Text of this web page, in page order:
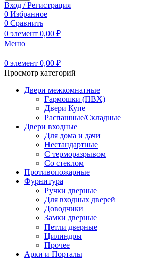
Вход / Регистрация
0 Избранное
0 Сравнить
0 элемент 0,00 ₽
Меню
0 элемент 0,00 ₽
Просмотр категорий
Двери межкомнатные
Гармошки (ПВХ)
Двери Купе
Распашные/Складные
Двери входные
Для дома и дачи
Нестандартные
С терморазрывом
Со стеклом
Противопожарные
Фурнитура
Ручки дверные
Для входных дверей
Доводчики
Замки дверные
Петли дверные
Цилиндры
Прочее
Арки и Порталы